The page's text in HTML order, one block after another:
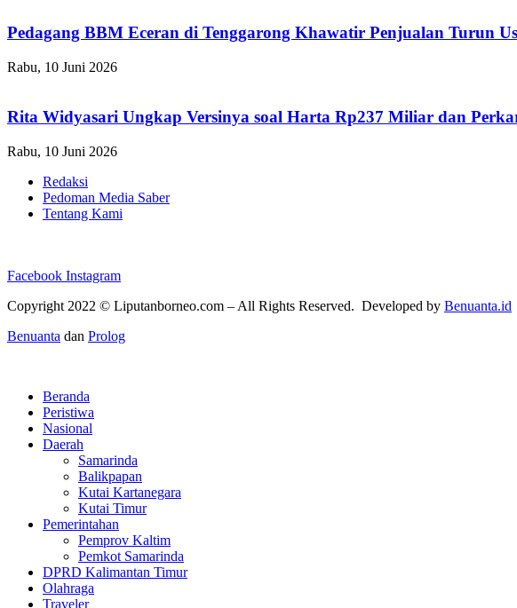
Pedagang BBM Eceran di Tenggarong Khawatir Penjualan Turun
Rabu, 10 Juni 2026
Rita Widyasari Ungkap Versinya soal Harta Rp237 Miliar dan
Rabu, 10 Juni 2026
Redaksi
Pedoman Media Saber
Tentang Kami
Facebook Instagram
Copyright 2022 © Liputanborneo.com – All Rights Reserved. Developed by Benuanta.id
Benuanta dan Prolog
Beranda
Peristiwa
Nasional
Daerah
Samarinda
Balikpapan
Kutai Kartanegara
Kutai Timur
Pemerintahan
Pemprov Kaltim
Pemkot Samarinda
DPRD Kalimantan Timur
Olahraga
Traveler